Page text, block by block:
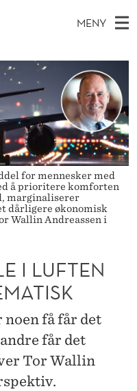
MENY
for mennesker med
å prioritere komforten
marginaliserer
dårligere økonomisk
Wallin Andreassen i
I LUFTEN
noen få får det
får det
Tor Wallin